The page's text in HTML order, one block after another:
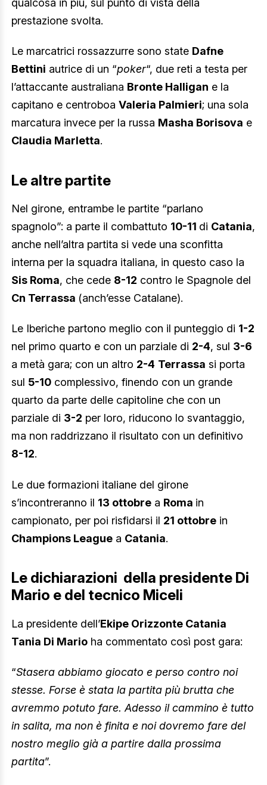
prestazione svolta.
Le marcatrici rossazzurre sono state Dafne
Bettini autrice di un “poker“, due reti a testa per
l’attaccante australiana Bronte Halligan e la
capitano e centroboa Valeria Palmieri; una sola
marcatura invece per la russa Masha Borisova e
Claudia Marletta.
Le altre partite
Nel girone, entrambe le partite “parlano
spagnolo”: a parte il combattuto 10-11 di Catania,
anche nell’altra partita si vede una sconfitta
interna per la squadra italiana, in questo caso la
Sis Roma, che cede 8-12 contro le Spagnole del
Cn Terrassa (anch’esse Catalane).
Le Iberiche partono meglio con il punteggio di 1-2
nel primo quarto e con un parziale di 2-4, sul 3-6
a metà gara; con un altro 2-4 Terrassa si porta
sul 5-10 complessivo, finendo con un grande
quarto da parte delle capitoline che con un
parziale di 3-2 per loro, riducono lo svantaggio,
ma non raddrizzano il risultato con un definitivo
8-12.
Le due formazioni italiane del girone
s’incontreranno il 13 ottobre a Roma in
campionato, per poi risfidarsi il 21 ottobre in
Champions League a Catania.
Le dichiarazioni della presidente Di
Mario e del tecnico Miceli
La presidente dell’Ekipe Orizzonte Catania
Tania Di Mario ha commentato così post gara:
“Stasera abbiamo giocato e perso contro noi
stesse. Forse è stata la partita più brutta che
avremmo potuto fare. Adesso il cammino è tutto
in salita, ma non è finita e noi dovremo fare del
nostro meglio già a partire dalla prossima
partita”.